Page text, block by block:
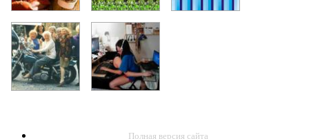
Полная версия сайта